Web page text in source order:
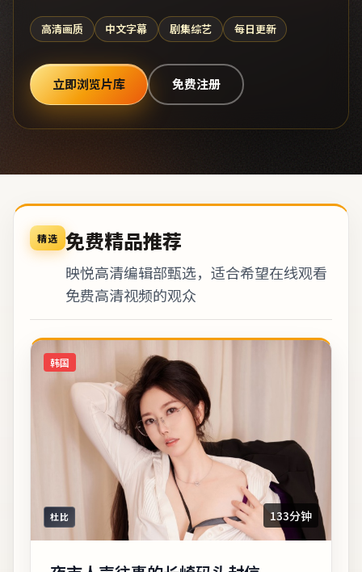
高清画质 中文字幕 剧集综艺 每日更新
立即浏览片库 免费注册
精选 免费精品推荐
映悦高清编辑部甄选，适合希望在线观看
免费高清视频的观众
韩国
杜比 133分钟